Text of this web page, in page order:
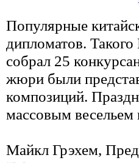
Популярные
дипломатов.
собрал 25
жюри были
композиций.
массовым весельем
Майкл Грэхем,